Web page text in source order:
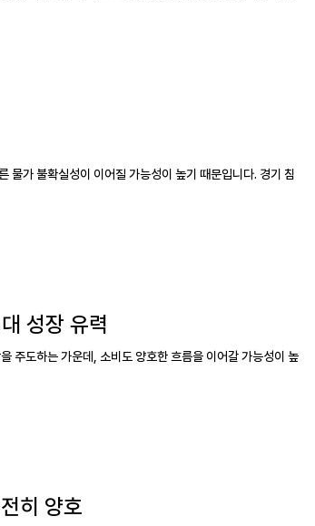
물가 불확실성이 이어질 가능성이 높기 때문입니다. 경기 침
성장 유력
주도하는 가운데, 소비도 양호한 흐름을 이어갈 가능성이 높
히 양호